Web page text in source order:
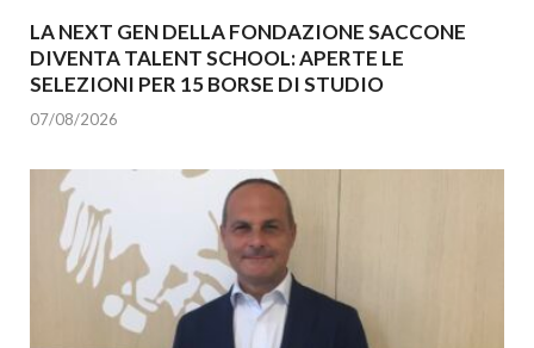
LA NEXT GEN DELLA FONDAZIONE SACCONE
DIVENTA TALENT SCHOOL: APERTE LE
SELEZIONI PER 15 BORSE DI STUDIO
07/08/2026